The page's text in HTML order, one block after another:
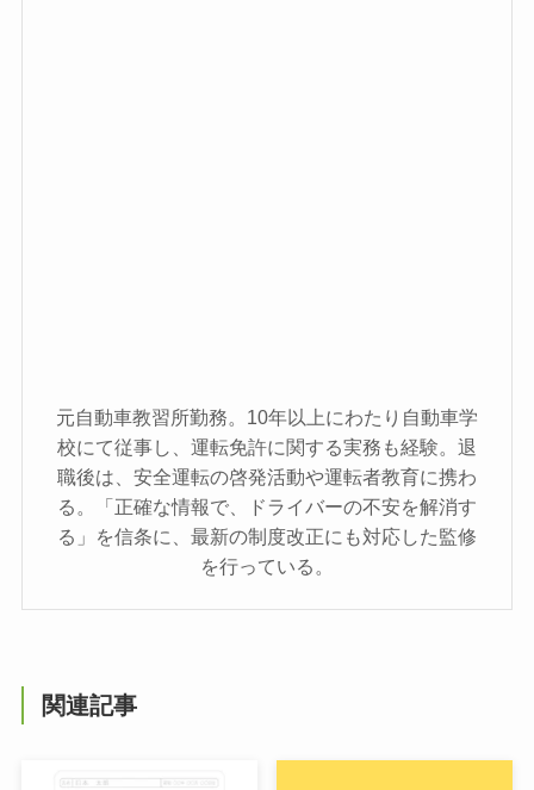
元自動車教習所勤務。10年以上にわたり自動車学
校にて従事し、運転免許に関する実務も経験。退
職後は、安全運転の啓発活動や運転者教育に携わ
る。「正確な情報で、ドライバーの不安を解消す
る」を信条に、最新の制度改正にも対応した監修
を行っている。
関連記事